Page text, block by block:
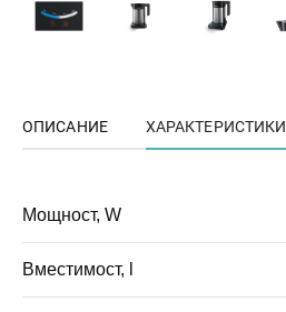
ОПИСАНИЕ ХАРАКТЕРИСТИКИ
Мощност, W
Вместимост, l